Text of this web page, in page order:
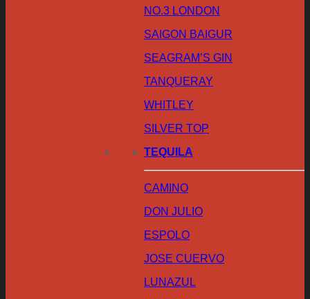
NO.3 LONDON
SAIGON BAIGUR
SEAGRAM’S GIN
TANQUERAY
WHITLEY
SILVER TOP
TEQUILA
CAMINO
DON JULIO
ESPOLO
JOSE CUERVO
LUNAZUL